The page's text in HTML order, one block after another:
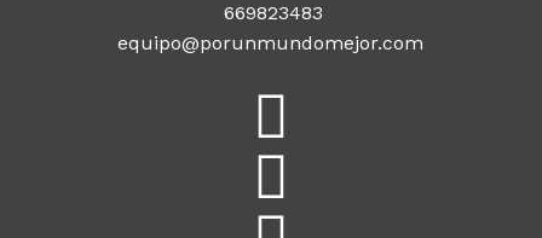
669823483
equipo@porunmundomejor.com